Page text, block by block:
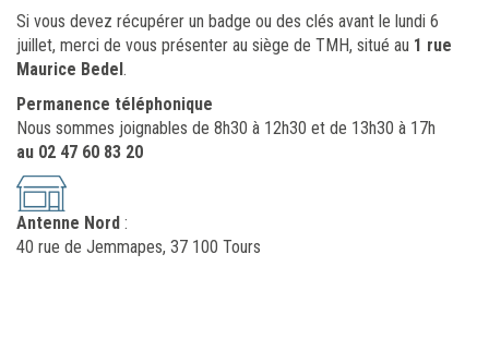
Si vous devez récupérer un badge ou des clés avant le lundi 6
juillet, merci de vous présenter au siège de TMH, situé au 1 rue
Maurice Bedel .
Permanence téléphonique
Nous sommes joignables de 8h30 à 12h30 et de 13h30 à 17h
au 02 47 60 83 20
Antenne Nord :
40 rue de Jemmapes, 37 100 Tours